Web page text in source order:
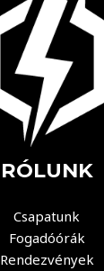
RÓLUNK
Csapatunk
Fogadóórák
Rendezvények